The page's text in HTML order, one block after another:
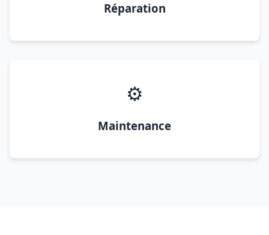
Réparation
⚙️
Maintenance